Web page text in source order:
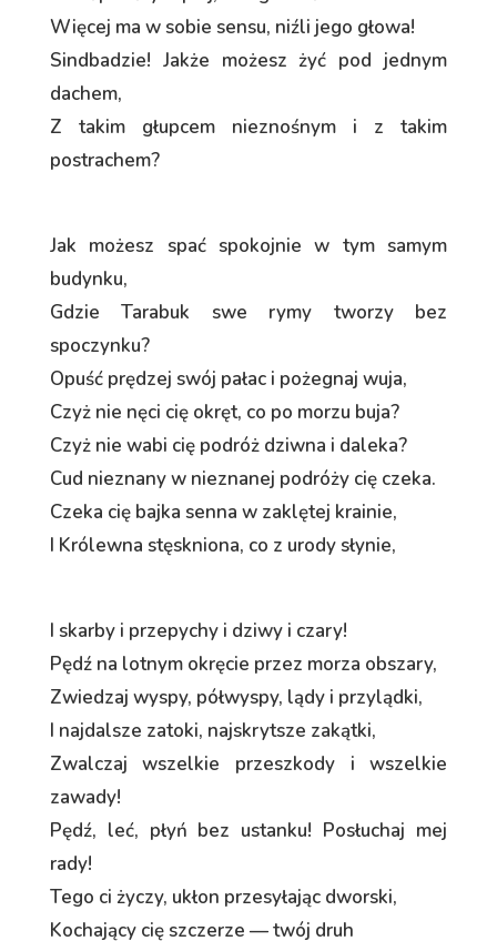
Więcej ma w sobie sensu, niźli jego głowa!
Sindbadzie! Jakże możesz żyć pod jednym
dachem,
Z takim głupcem nieznośnym i z takim
postrachem?
Jak możesz spać spokojnie w tym samym
budynku,
Gdzie Tarabuk swe rymy tworzy bez
spoczynku?
Opuść prędzej swój pałac i pożegnaj wuja,
Czyż nie nęci cię okręt, co po morzu buja?
Czyż nie wabi cię podróż dziwna i daleka?
Cud nieznany w nieznanej podróży cię czeka.
Czeka cię bajka senna w zaklętej krainie,
I Królewna stęskniona, co z urody słynie,
I skarby i przepychy i dziwy i czary!
Pędź na lotnym okręcie przez morza obszary,
Zwiedzaj wyspy, półwyspy, lądy i przylądki,
I najdalsze zatoki, najskrytsze zakątki,
Zwalczaj wszelkie przeszkody i wszelkie
zawady!
Pędź, leć, płyń bez ustanku! Posłuchaj mej
rady!
Tego ci życzy, ukłon przesyłając dworski,
Kochający cię szczerze — twój druh